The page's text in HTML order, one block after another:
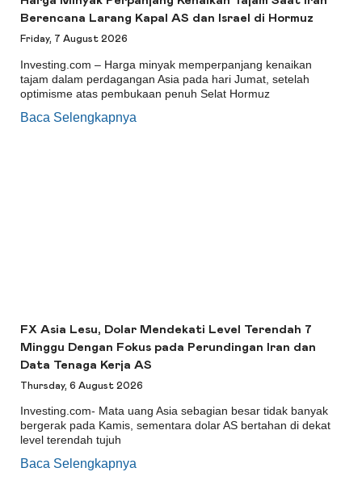
Berencana Larang Kapal AS dan Israel di Hormuz
Friday, 7 August 2026
Investing.com – Harga minyak memperpanjang kenaikan
tajam dalam perdagangan Asia pada hari Jumat, setelah
optimisme atas pembukaan penuh Selat Hormuz
Baca Selengkapnya
FX Asia Lesu, Dolar Mendekati Level Terendah 7
Minggu Dengan Fokus pada Perundingan Iran dan
Data Tenaga Kerja AS
Thursday, 6 August 2026
Investing.com- Mata uang Asia sebagian besar tidak banyak
bergerak pada Kamis, sementara dolar AS bertahan di dekat
level terendah tujuh
Baca Selengkapnya